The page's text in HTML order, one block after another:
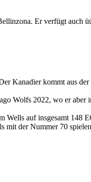
Er verfügt auch
Kanadier kommt aus
Wolfs 2022, wo er aber
Wells auf insgesamt
mit der Nummer 70